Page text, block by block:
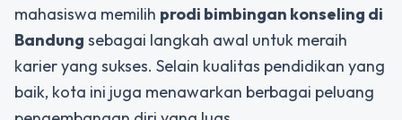
mahasiswa memilih prodi bimbingan konseling di
Bandung sebagai langkah awal untuk meraih
karier yang sukses. Selain kualitas pendidikan yang
baik, kota ini juga menawarkan berbagai peluang